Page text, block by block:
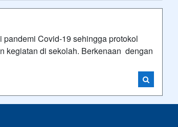
Covid-19 sehingga protokol
kegiatan di sekolah. Berkenaan dengan